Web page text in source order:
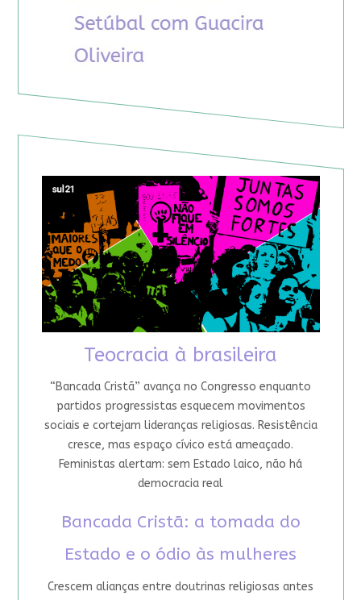
Teocracia à brasileira
“Bancada Cristã” avança no Congresso enquanto
partidos progressistas esquecem movimentos
sociais e cortejam lideranças religiosas. Resistência
cresce, mas espaço cívico está ameaçado.
Feministas alertam: sem Estado laico, não há
democracia real
Bancada Cristã: a tomada do
Estado e o ódio às mulheres
Crescem alianças entre doutrinas religiosas antes